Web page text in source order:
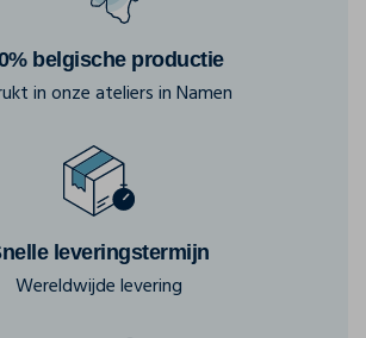
belgische productie
in onze ateliers in Namen
leveringstermijn
Wereldwijde levering